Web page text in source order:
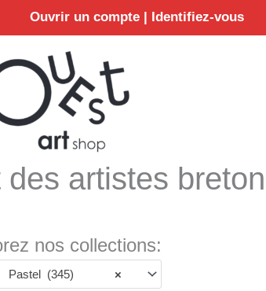
Ouvrir un compte | Identifiez-vous
artistes
nos collections:
×
Pastel (345)